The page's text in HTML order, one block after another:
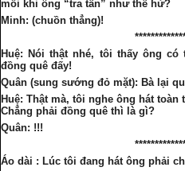
mỗi khi ông “tra tấn” như thế hử?
Minh: (chuồn thẳng)!
Huệ: Nói thật nhé, tôi thấy ông
đồng quê đấy!
Quân (sung sướng đỏ mặt): Bà lại
Huệ: Thật mà, tôi nghe ông hát
Chẳng phải đồng quê thì là gì?
Quân: !!!
Áo dài : Lúc tôi đang hát ông phải